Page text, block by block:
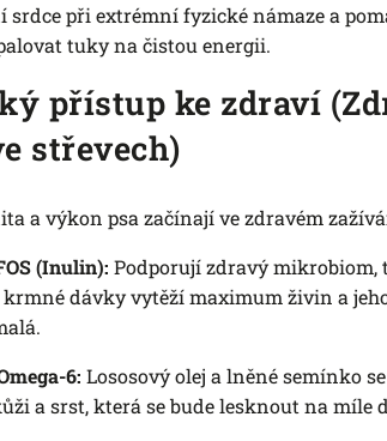
srdce při extrémní fyzické námaze a
tuky na čistou energii.
přístup ke zdraví
střevech)
a výkon psa začínají ve zdravém
(Inulin): Podporují zdravý mikrobiom,
krmné dávky vytěží maximum živin a
6: Lososový olej a lněné semínko
a srst, která se bude lesknout na míle